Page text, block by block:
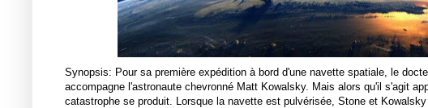
Synopsis: Pour sa première expédition à bord d'une navette spatiale, le
accompagne l'astronaute chevronné Matt Kowalsky. Mais alors qu'il s'agit
catastrophe se produit. Lorsque la navette est pulvérisée, Stone et